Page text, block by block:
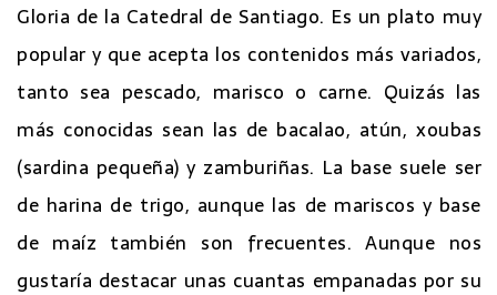
Gloria de la Catedral de Santiago. Es un plato muy
popular y que acepta los contenidos más variados,
tanto sea pescado, marisco o carne. Quizás las
más conocidas sean las de bacalao, atún, xoubas
(sardina pequeña) y zamburiñas. La base suele ser
de harina de trigo, aunque las de mariscos y base
de maíz también son frecuentes. Aunque nos
gustaría destacar unas cuantas empanadas por su